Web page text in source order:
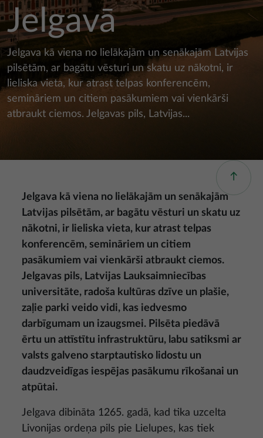
Jelgavā
Jelgava kā viena no lielākajām un senākajām Latvijas
pilsētām, ar bagātu vēsturi un skatu uz nākotni, ir
lieliska vieta, kur atrast telpas konferencēm,
semināriem un citiem pasākumiem vai vienkārši
atbraukt ciemos. Jelgavas pils, Latvijas...
Jelgava kā viena no lielākajām un senākajām
Latvijas pilsētām, ar bagātu vēsturi un skatu uz
nākotni, ir lieliska vieta, kur atrast telpas
konferencēm, semināriem un citiem
pasākumiem vai vienkārši atbraukt ciemos.
Jelgavas pils, Latvijas Lauksaimniecības
universitāte, radoša kultūras dzīve un plašie,
zaļie parki veido vidi, kas iedvesmo
darbīgumam un izaugsmei. Pilsēta piedāvā
ērtu un attīstītu infrastruktūru, labu satiksmi ar
valsts galveno starptautisko lidostu un
daudzveidīgas iespējas pasākumu rīkošanai un
atpūtai.
Jelgava dibināta 1265. gadā, kad tika uzcelta
Livonijas ordeņa pils pie Lielupes, kas tiek